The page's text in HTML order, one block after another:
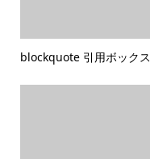
blockquote 引用ボックス